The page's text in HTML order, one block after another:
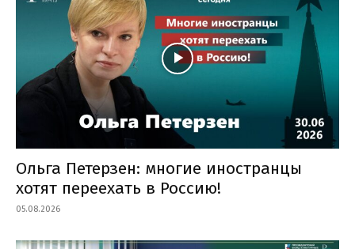
Ольга Петерзен: многие иностранцы
хотят переехать в Россию!
05.08.2026